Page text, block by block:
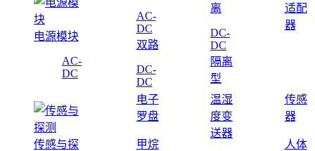
电源模块
AC-
DC
AC-
DC
双路
DC-
DC
离
DC-
DC
隔离
型
适配
器
传感与探
电子
罗盘
甲烷
温湿
度变
送器
传感
器
人体